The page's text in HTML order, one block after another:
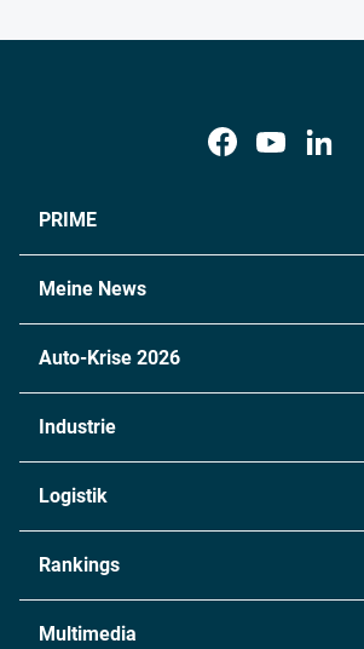
PRIME
Meine News
Auto-Krise 2026
Industrie
Chemie
Metall
Logistik
Rankings
Multimedia